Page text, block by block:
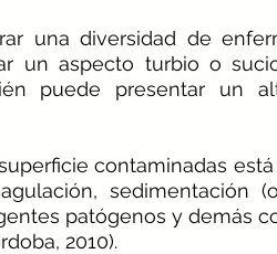
una diversidad de
un aspecto turbio o
puede presentar un
contaminadas
sedimentación
patógenos y demás
2010).